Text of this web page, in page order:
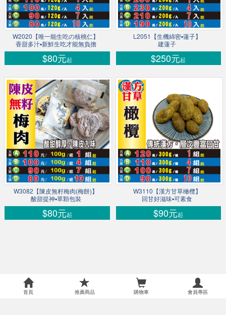
W2020【唯一能生吃の核桃仁】
香甜多汁▪新鮮生吃才能無負擔
$80元起
L2051【生機綿密▪蓮子】
建蓮子
$250元起
W3082【陳皮無籽梅肉(梅餅)】
酸甜提神▪單顆包裝
$80元起
W3110【漢方甘草橄欖】
回甘好滋味▪可素食
$90元起
首頁 推薦商品 購物車 會員專區